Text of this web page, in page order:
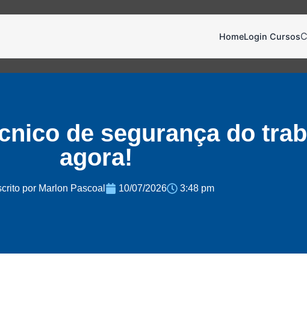
HomeLogin Cursos
de segurança do
agora!
por Marlon Pascoal 10/07/2026 3:48 pm